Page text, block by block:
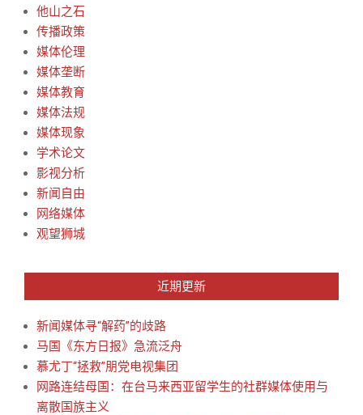
他山之石
传播政策
媒体伦理
媒体垄断
媒体教育
媒体法规
媒体现象
学术论文
影视分析
新闻自由
网络媒体
观望狮城
近期更新
新闻媒体寻“解药”的歧路
马国《东方日报》急流泛舟
慕尤丁“拯救”朋党电视集团
网路连结母国：在台马来西亚留学生的社群媒体使用与
离散国族主义